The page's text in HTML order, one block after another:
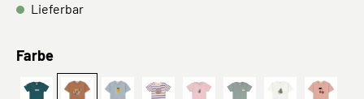
Lieferbar
Farbeauswählen